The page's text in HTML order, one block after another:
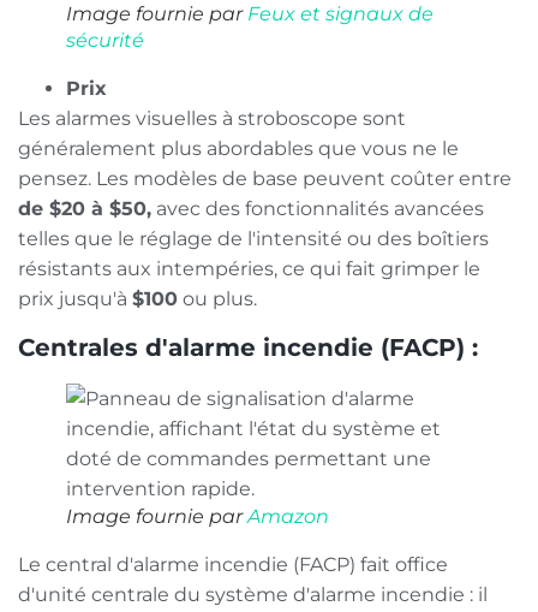
Image fournie par Feux et signaux de
sécurité
Prix
Les alarmes visuelles à stroboscope sont
généralement plus abordables que vous ne le
pensez. Les modèles de base peuvent coûter entre
de $20 à $50, avec des fonctionnalités avancées
telles que le réglage de l'intensité ou des boîtiers
résistants aux intempéries, ce qui fait grimper le
prix jusqu'à $100 ou plus.
Centrales d'alarme incendie (FACP) :
Image fournie parAmazon
Le central d'alarme incendie (FACP) fait office
d'unité centrale du système d'alarme incendie : il